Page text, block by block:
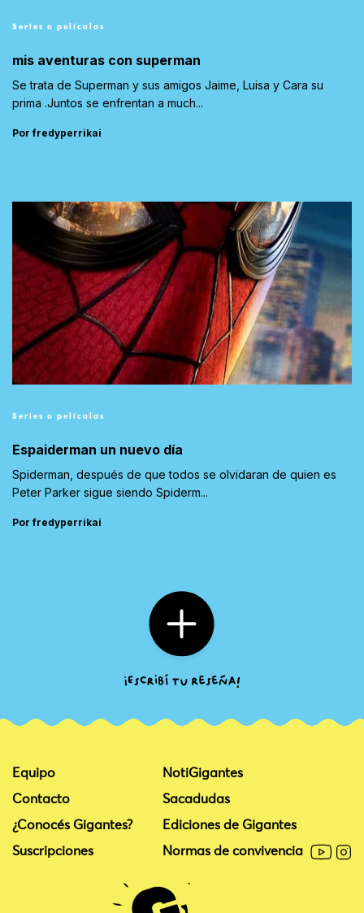
Series o películas
mis aventuras con superman
Se trata de Superman y sus amigos Jaime, Luisa y Cara su
prima .Juntos se enfrentan a much...
Por fredyperrikai
Series o películas
Espaiderman un nuevo día
Spiderman, después de que todos se olvidaran de quien es
Peter Parker sigue siendo Spiderm...
Por fredyperrikai
Equipo
Contacto
¿Conocés Gigantes?
Suscripciones
NotiGigantes
Sacadudas
Ediciones de Gigantes
Normas de convivencia